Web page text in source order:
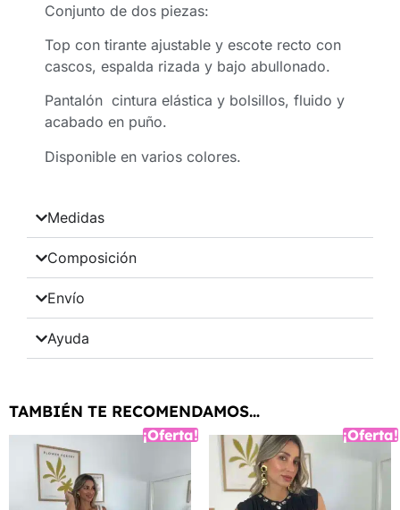
Conjunto de dos piezas:
Top con tirante ajustable y escote recto con
cascos, espalda rizada y bajo abullonado.
Pantalón cintura elástica y bolsillos, fluido y
acabado en puño.
Disponible en varios colores.
Medidas
Composición
Envío
Ayuda
TAMBIÉN TE RECOMENDAMOS…
¡Oferta! ¡Oferta!